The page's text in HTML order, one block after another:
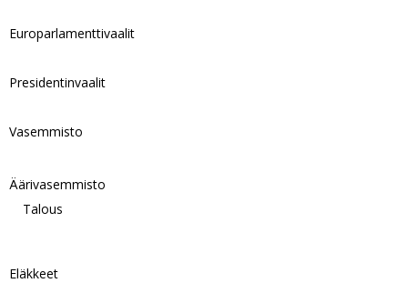
Europarlamenttivaalit
Presidentinvaalit
Vasemmisto
Äärivasemmisto
Talous
Eläkkeet